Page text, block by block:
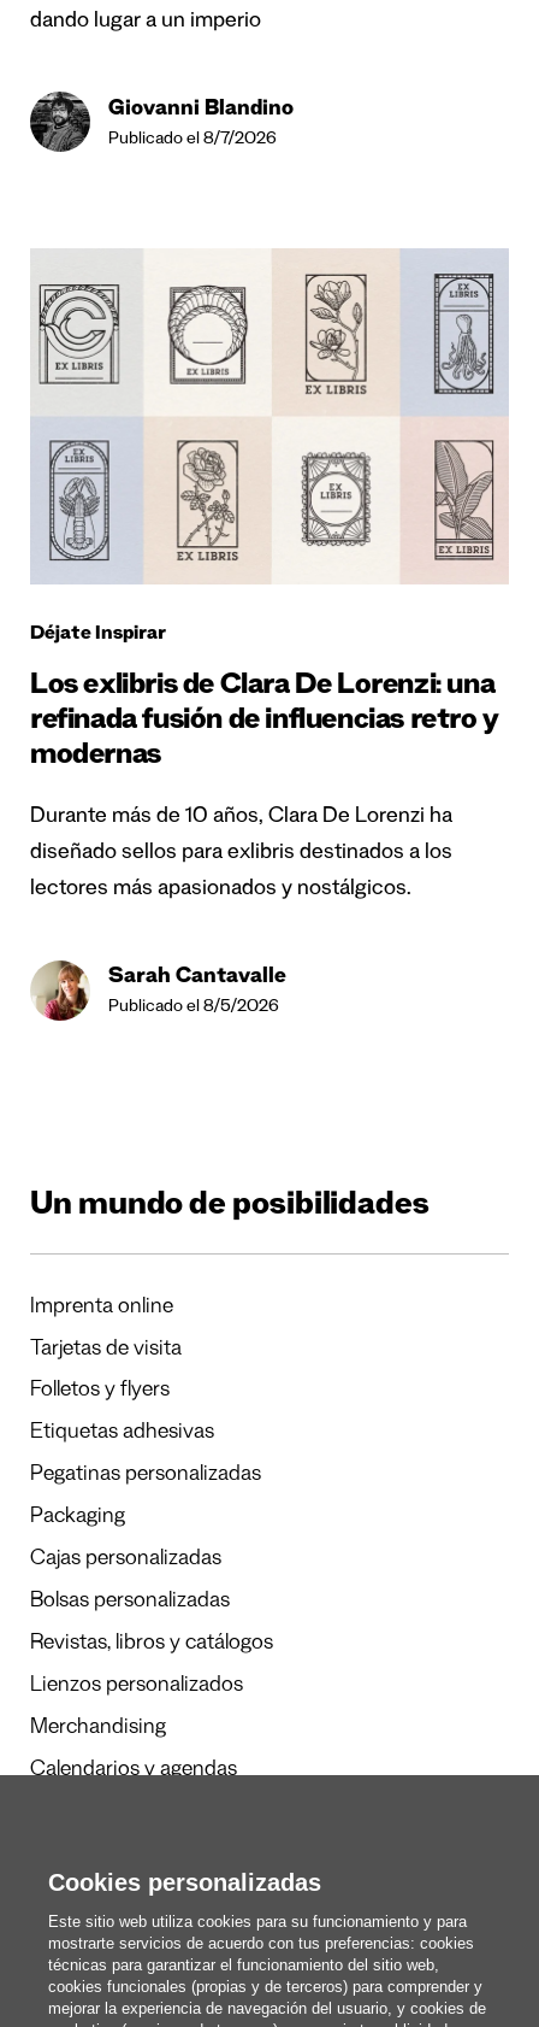
dando lugar a un imperio
Giovanni Blandino
Publicado el 8/7/2026
Déjate Inspirar
Los exlibris de Clara De Lorenzi: una
refinada fusión de influencias retro y
modernas
Durante más de 10 años, Clara De Lorenzi ha
diseñado sellos para exlibris destinados a los
lectores más apasionados y nostálgicos.
Sarah Cantavalle
Publicado el 8/5/2026
Un mundo de posibilidades
Imprenta online
Tarjetas de visita
Folletos y flyers
Etiquetas adhesivas
Pegatinas personalizadas
Packaging
Cajas personalizadas
Bolsas personalizadas
Revistas, libros y catálogos
Lienzos personalizados
Merchandising
Calendarios y agendas
Redacción
Estos somos nosotros
blog@pixartprinting.com
Cookies personalizadas
Este sitio web utiliza cookies para su funcionamiento y para
mostrarte servicios de acuerdo con tus preferencias: cookies
técnicas para garantizar el funcionamiento del sitio web,
cookies funcionales (propias y de terceros) para comprender y
mejorar la experiencia de navegación del usuario, y cookies de